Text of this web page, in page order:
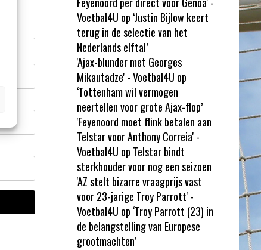
Voetbal4U op ‘Justin Bijlow keert
terug in de selectie van het
Nederlands elftal’
'Ajax-blunder met Georges
Mikautadze' - Voetbal4U op
‘Tottenham wil vermogen
neertellen voor grote Ajax-flop’
'Feyenoord moet flink betalen aan
Telstar voor Anthony Correia' -
Voetbal4U op Telstar bindt
sterkhouder voor nog een seizoen
'AZ stelt bizarre vraagprijs vast
voor 23-jarige Troy Parrott' -
Voetbal4U op ‘Troy Parrott (23) in
de belangstelling van Europese
grootmachten’